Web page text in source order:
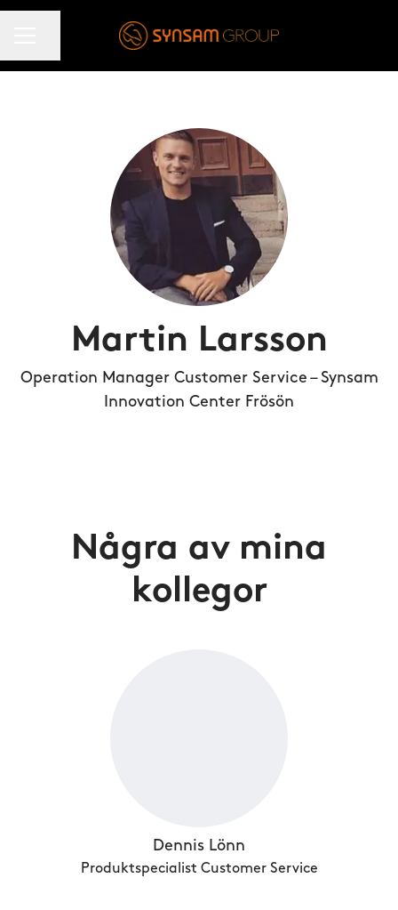
Martin Larsson
Operation Manager Customer Service – Synsam
Innovation Center Frösön
Några av mina
kollegor
Dennis Lönn
Produktspecialist Customer Service